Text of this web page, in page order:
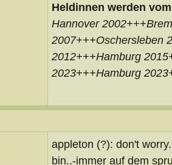
Heldinnen werden
Hannover
2007+++Oschersleben
2012+++Hamburg
2023+++Hamburg
appleton (?): don't
bin..-immer auf dem